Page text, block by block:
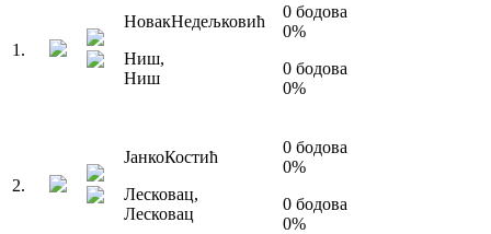
1 .
НовакНедељковић
Ниш,
Ниш
0 бодова
0%
0 бодова
0%
2.
ЈанкоКостић
Лесковац,
Лесковац
0 бодова
0%
0 бодова
0%